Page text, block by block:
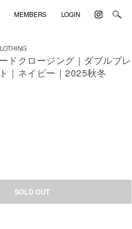
MEMBERS LOGIN
ドクロージング｜ダブルブレ
｜ネイビー｜2025秋冬
SOLD OUT